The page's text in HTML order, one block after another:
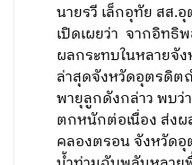
นายรวี เล็กอุทัย สส.
เปิดเผยว่า จากอิทธิ
ผลกระทบในหลายจั
ล่าสุดจังหวัดอุตรดิต
พายุลูกดังกล่าว พบว่
ตกหนักต่อเนื่อง ส่งผ
คลองตรอน จังหวัดอุ